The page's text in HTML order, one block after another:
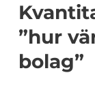
”hur
bolag”